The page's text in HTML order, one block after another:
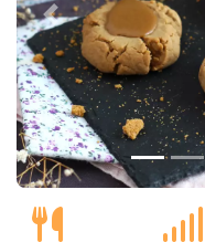
Prejšnji